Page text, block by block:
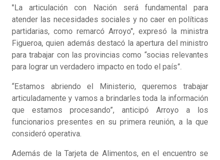
"La articulación con Nación será fundamental para
atender las necesidades sociales y no caer en políticas
partidarias, como remarcó Arroyo", expresó la ministra
Figueroa, quien además destacó la apertura del ministro
para trabajar con las provincias como “socias relevantes
para lograr un verdadero impacto en todo el país”.
“Estamos abriendo el Ministerio, queremos trabajar
articuladamente y vamos a brindarles toda la información
que estamos procesando”, anticipó Arroyo a los
funcionarios presentes en su primera reunión, a la que
consideró operativa.
Además de la Tarjeta de Alimentos, en el encuentro se